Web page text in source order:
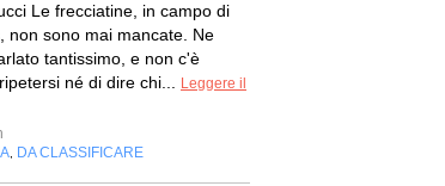
Le frecciatine, in campo di
non sono mai mancate. Ne
tantissimo, e non c'è
né di dire chi...
Leggere il
DA CLASSIFICARE